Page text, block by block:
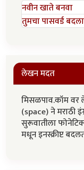
नवीन खाते बनवा
तुमचा पासवर्ड
लेखन मदत
मिसळपाव.कॉम वर
(space) ने मराठी
सुरूवातीला
मधून इनस्क्रीप्ट